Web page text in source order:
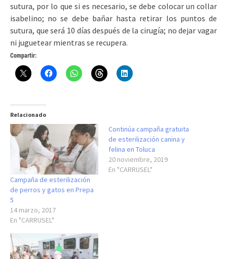
sutura, por lo que si es necesario, se debe colocar un collar
isabelino; no se debe bañar hasta retirar los puntos de
sutura, que será 10 días después de la cirugía; no dejar vagar
ni juguetear mientras se recupera.
Compartir:
Relacionado
Campaña de esterilización
de perros y gatos en Prepa
5
14 marzo, 2017
En "CARRUSEL"
Continúa campaña gratuita
de esterilización canina y
felina en Toluca
20 noviembre, 2019
En "CARRUSEL"